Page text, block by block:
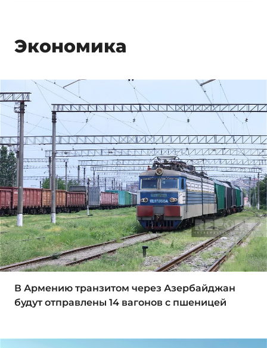
Экономика
В Армению транзитом через Азербайджан
будут отправлены 14 вагонов с пшеницей